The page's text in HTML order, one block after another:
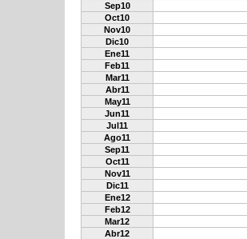
Sep10
Oct10
Nov10
Dic10
Ene11
Feb11
Mar11
Abr11
May11
Jun11
Jul11
Ago11
Sep11
Oct11
Nov11
Dic11
Ene12
Feb12
Mar12
Abr12